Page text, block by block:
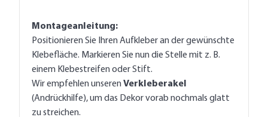
Montageanleitung:
Positionieren Sie Ihren Aufkleber an der gewünschte
Klebefläche. Markieren Sie nun die Stelle mit z. B.
einem Klebestreifen oder Stift.
Wir empfehlen unseren Verkleberakel
(Andrückhilfe), um das Dekor vorab nochmals glatt
zu streichen.